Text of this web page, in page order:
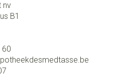
nv
B1
60